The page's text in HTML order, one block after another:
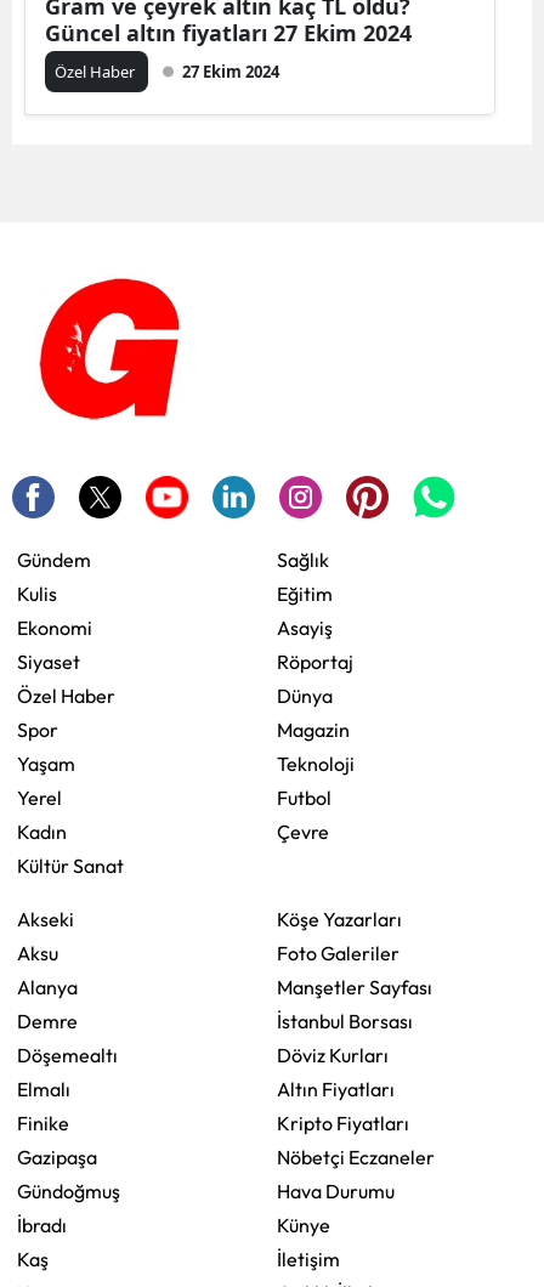
Gram ve çeyrek altın kaç TL oldu?
Güncel altın fiyatları 27 Ekim 2024
Özel Haber 27 Ekim 2024
Gündem
Kulis
Ekonomi
Siyaset
Özel Haber
Spor
Yaşam
Yerel
Kadın
Kültür Sanat
Sağlık
Eğitim
Asayiş
Röportaj
Dünya
Magazin
Teknoloji
Futbol
Çevre
Akseki
Aksu
Alanya
Demre
Döşemealtı
Elmalı
Finike
Gazipaşa
Gündoğmuş
İbradı
Kaş
Köşe Yazarları
Foto Galeriler
Manşetler Sayfası
İstanbul Borsası
Döviz Kurları
Altın Fiyatları
Kripto Fiyatları
Nöbetçi Eczaneler
Hava Durumu
Künye
İletişim